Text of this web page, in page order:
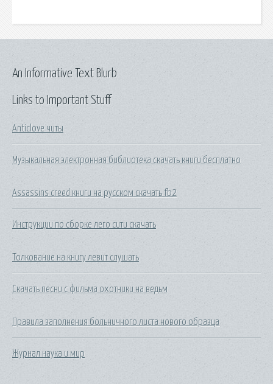
Links to Important Stuff
Anticlove читы
Музыкальная электронная библиотека скачать книги бесплатно
Assassins creed книги на русском скачать fb2
Инструкции по сборке лего сити скачать
Толкование на книгу левит слушать
Скачать песни с фильма охотники на ведьм
Правила заполнения больничного листа нового образца
Журнал наука и мир
An Informative Text Blurb